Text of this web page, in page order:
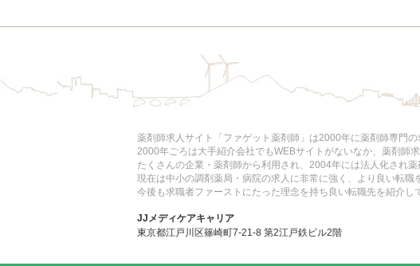
薬剤師求人サイト「ファゲット薬剤師」は2000年に薬剤師専門の
2000年ごろは大手紹介会社でもWEBサイトがないなか、薬剤師
たくさんの企業・薬剤師から利用され、2004年には法人化され
現在は中小の調剤薬局・病院の求人に非常に強く、より良い転職
今後も求職者ファーストにたった理念を持ち良い転職先を紹介し
JJメディケアキャリア
東京都江戸川区篠崎町7-21-8 第2江戸鉄ビル2階